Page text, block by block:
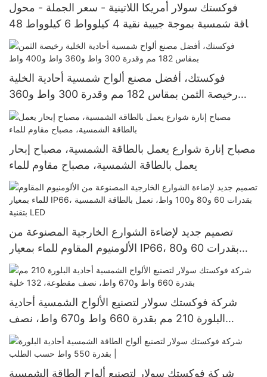
فوكستك سولار أمريكا اللاتينية - سعر الجملة - محول
طاقة شمسية بموجة جيبية نقية 4 كيلوواط 6 كيلوواط 48
فولت 120/240 فولت - محول طاقة شمسية خارج
الشبكة
فوكستك، أفضل مصنع ألواح شمسية أحادية الخلية
رخيصة الثمن بمقاس 182 مم وقدرة 300 واط و360
واط و400 واط
مصباح إنارة شوارع يعمل بالطاقة الشمسية، مصباح إبحار
يعمل بالطاقة الشمسية، مصباح مقاوم للماء
تصميم جديد لإضاءة الشوارع الخارجية المصنوعة من
الألومنيوم المقاوم للماء بمعيار IP66، بقدرات 60 و80
و100 واط، تعمل بالطاقة الشمسية بتقنية LED
شركة فوكستك سولار لتصنيع الألواح الشمسية أحادية
البلورة 210 مم بقدرة 660 واط و670 واط، نصف
مقطوعة، 132 خلية
شركة فوكستك سولار لتصنيع ألواح الطاقة الشمسية